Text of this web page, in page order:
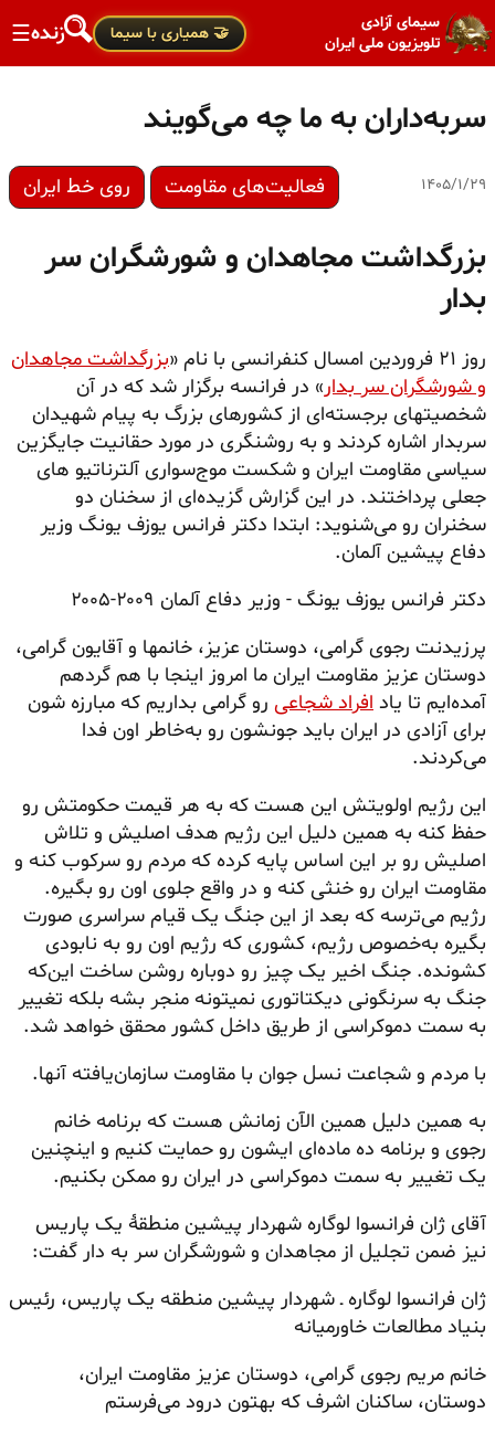
سیمای آزادی
تلویزیون ملی ایران
🤝 همیاری با سیما زنده☰
سربه‌داران به ما چه می‌گویند
۱۴۰۵/۱/۲۹ فعالیت‌های مقاومت روی خط ایران
بزرگداشت مجاهدان و شورشگران سر
بدار
روز ۲۱ فروردین امسال کنفرانسی با نام «
بزرگداشت مجاهدان
و شورشگران سر بدار» در فرانسه برگزار شد که در آن
شخصیتهای برجسته‌ای از کشورهای بزرگ به پیام شهیدان
سربدار اشاره کردند و به روشنگری در مورد حقانیت جایگزین
سیاسی مقاومت ایران و شکست موج‌سواری آلترناتیو های
جعلی پرداختند. در این گزارش گزیده‌ای از سخنان دو
سخنران رو می‌شنوید: ابتدا دکتر فرانس یوزف یونگ وزیر
دفاع پیشین آلمان.
دکتر فرانس یوزف یونگ - وزیر دفاع آلمان ۲۰۰۹-۲۰۰۵
پرزیدنت رجوی گرامی، دوستان عزیز، خانمها و آقایون گرامی،
دوستان عزیز مقاومت ایران ما امروز اینجا با هم گردهم
آمده‌ایم تا یاد افراد شجاعی رو گرامی بداریم که مبارزه شون
برای آزادی در ایران باید جونشون رو به‌خاطر اون فدا
می‌کردند.
این رژیم اولویتش این هست که به هر قیمت حکومتش رو
حفظ کنه به همین دلیل این رژیم هدف اصلیش و تلاش
اصلیش رو بر این اساس پایه کرده که مردم رو سرکوب کنه و
مقاومت ایران رو خنثی کنه و در واقع جلوی اون رو بگیره.
رژیم می‌ترسه که بعد از این جنگ یک قیام سراسری صورت
بگیره به‌خصوص رژیم، کشوری که رژیم اون رو به نابودی
کشونده. جنگ اخیر یک چیز رو دوباره روشن ساخت این‌که
جنگ به سرنگونی دیکتاتوری نمیتونه منجر بشه بلکه تغییر
به سمت دموکراسی از طریق داخل کشور محقق خواهد شد.
با مردم و شجاعت نسل جوان با مقاومت سازمان‌یافته آنها.
به همین دلیل همین الآن زمانش هست که برنامه خانم
رجوی و برنامه ده ماده‌ای ایشون رو حمایت کنیم و اینچنین
یک تغییر به سمت دموکراسی در ایران رو ممکن بکنیم.
آقای ژان فرانسوا لوگاره شهردار پیشین منطقهٔ یک پاریس
نیز ضمن تجلیل از مجاهدان و شورشگران سر به دار گفت:
ژان فرانسوا لوگاره ـ شهردار پیشین منطقه یک پاریس، رئیس
بنیاد مطالعات خاورمیانه
خانم مریم رجوی گرامی، دوستان عزیز مقاومت ایران،
دوستان، ساکنان اشرف که بهتون درود می‌فرستم